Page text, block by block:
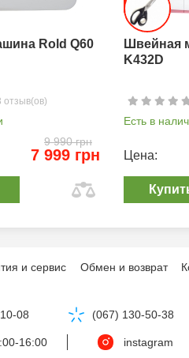
Rold Q60
отзыв(ов)
9 990 грн
7 999 грн
Швейная
K432D
Есть в
Цена:
и сервис Обмен и возврат
08 (067) 130-50-38
16:00 instagram